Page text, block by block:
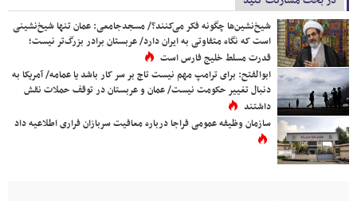
شیخ‌نشین‌ها چگونه فکر می‌کنند؟/ مسجدجامعی: عمان تنها شیخ‌نشینی
است که نگاه متفاوتی به ایران دارد/ عربستان برادر بزرگ‌تر نیست؛
قدرت مسلط خلیج فارس است
ابوالفتح: برای ترامپ مهم نیست تاج بر سر کار باشد یا عمامه/ آمریکا به
دنبال تغییر حکومت نیست/ عمان و عربستان در توقف حملات نقش
داشتند
سازمان وظیفه عمومی فراجا درباره معافیت سربازان فراری اطلاعیه داد